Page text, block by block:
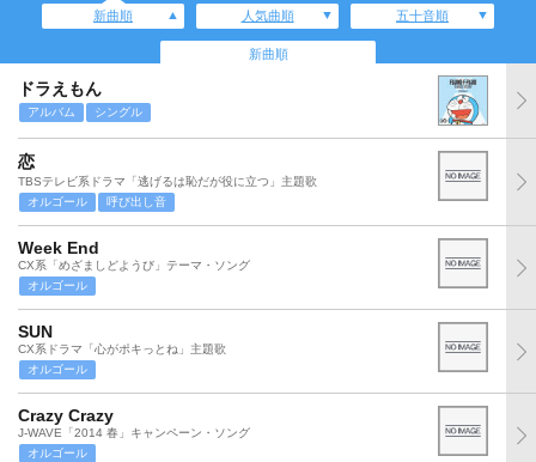
新曲順 人気曲順 五十音順
新曲順
ドラえもん
アルバム シングル
恋
TBSテレビ系ドラマ「逃げるは恥だが役に立つ」主題歌
オルゴール
呼び出し音
Week End
CX系「めざましどようび」テーマ・ソング
オルゴール
SUN
CX系ドラマ「心がポキっとね」主題歌
オルゴール
Crazy Crazy
J-WAVE「2014 春」キャンペーン・ソング
オルゴール